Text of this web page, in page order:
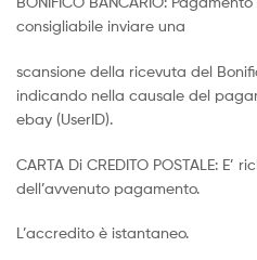
consigliabile inviare una
scansione della ricevuta del
indicando nella causale del
ebay (UserID).
CARTA Di CREDITO POSTALE:
dell’avvenuto pagamento.
L’accredito è istantaneo.